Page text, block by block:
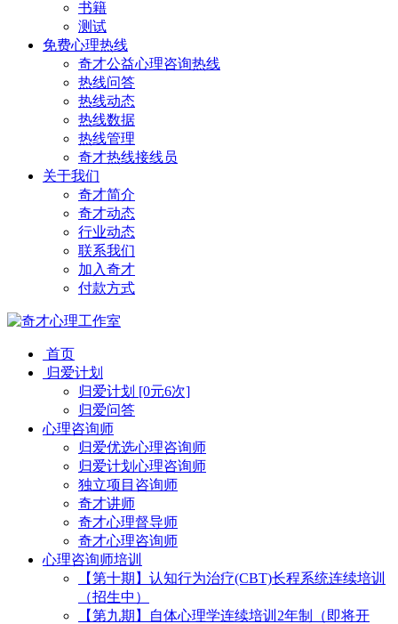
书籍
测试
免费心理热线
奇才公益心理咨询热线
热线问答
热线动态
热线数据
热线管理
奇才热线接线员
关于我们
奇才简介
奇才动态
行业动态
联系我们
加入奇才
付款方式
首页
归爱计划
归爱计划 [0元6次]
归爱问答
心理咨询师
归爱优选心理咨询师
归爱计划心理咨询师
独立项目咨询师
奇才讲师
奇才心理督导师
奇才心理咨询师
心理咨询师培训
【第十期】认知行为治疗(CBT)长程系统连续培训
（招生中）
【第九期】自体心理学连续培训2年制（即将开